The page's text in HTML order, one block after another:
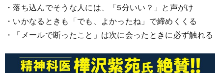
・落ち込んでそうな人には、「5分いい？」と声がけ
・いかなるときも「でも、よかったね」で締めくくる
・「メールで断ったこと」は次に会ったときに必ず触れる